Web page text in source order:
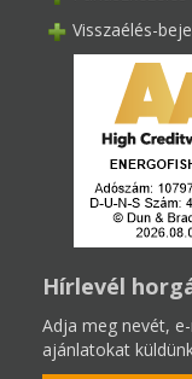
Visszaélés-
Hírlevél
Adja meg nevét,
ajánlatokat